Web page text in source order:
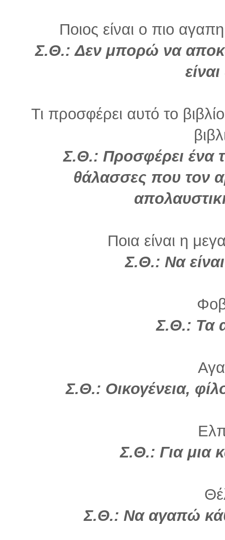
Ποιος είναι ο πιο
Σ.Θ.: Δεν μπορώ να
Τι προσφέρει αυτό το
Σ.Θ.: Προσφέρει ένα
θάλασσες που τον
Ποια είναι η
Σ.Θ.: Να
Σ.Θ.: Τα
Σ.Θ.: Οικογένεια,
Σ.Θ.: Για μια
Σ.Θ.: Να αγαπώ